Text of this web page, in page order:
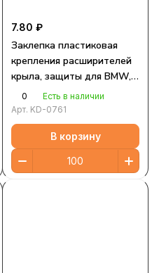
7.80 ₽
Заклепка пластиковая
крепления расширителей
крыла, защиты для BMW,
Mini
0
Есть в наличии
Арт. KD-0761
В корзину